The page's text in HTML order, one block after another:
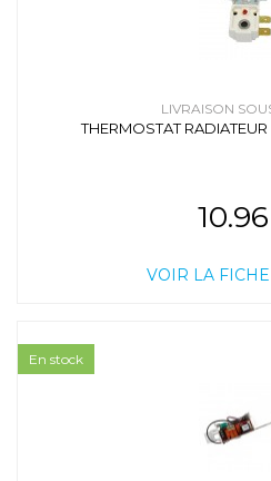
LIVRAISON
THERMOSTAT
VOIR LA
En stock